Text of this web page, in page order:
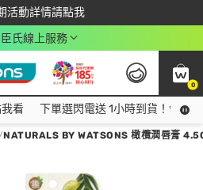
活動詳情請點我
app最高回饋$350
氏線上服務
0
看 下單選閃電送 1小時到貨！領神
NATURALS BY WATSONS 橄欖潤唇膏